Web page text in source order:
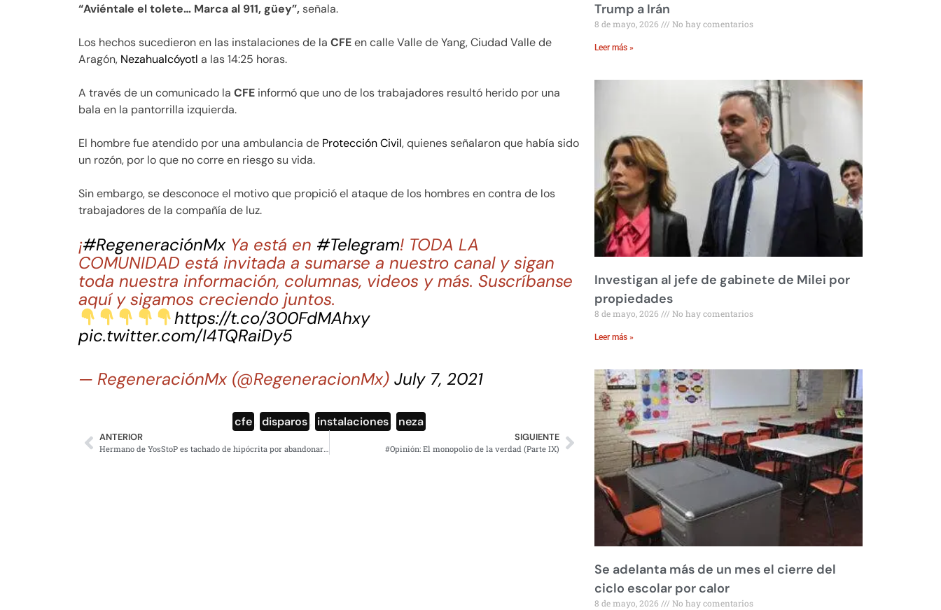
“Aviéntale el tolete… Marca al 911, güey”, señala.
Los hechos sucedieron en las instalaciones de la CFEen calle Valle de Yang, Ciudad Valle de
Aragón, Nezahualcóyotl a las 14:25 horas.
A través de un comunicado la CFE informó que uno de los trabajadores resultó herido por una
bala en la pantorrilla izquierda.
El hombre fue atendido por una ambulancia de Protección Civil, quienes señalaron que había sido
un rozón, por lo que no corre en riesgo su vida.
Sin embargo, se desconoce el motivo que propició el ataque de los hombres en contra de los
trabajadores de la compañía de luz.
¡#RegeneraciónMxYa está en #Telegram! TODA LA
COMUNIDAD está invitada a sumarse a nuestro canal y sigan
toda nuestra información, columnas, videos y más. Suscríbanse
aquí y sigamos creciendo juntos.
https://t.co/300FdMAhxy
pic.twitter.com/I4TQRaiDy5
— RegeneraciónMx (@RegeneracionMx) July 7, 2021
cfe disparos instalaciones neza
ANTERIOR
Hermano de YosStoP es tachado de hipócrita por abandonar a la youtuber
SIGUIENTE
#Opinión: El monopolio de la verdad (Parte IX)
Trump a Irán
8 de mayo, 2026 No hay comentarios
Leer más »
Investigan al jefe de gabinete de Milei por
propiedades
8 de mayo, 2026 No hay comentarios
Leer más »
Se adelanta más de un mes el cierre del
ciclo escolar por calor
8 de mayo, 2026 No hay comentarios